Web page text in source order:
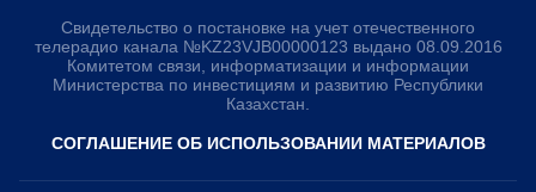
Свидетельство о постановке на учет отечественного
телерадио канала №KZ23VJB00000123 выдано 08.09.2016
Комитетом связи, информатизации и информации
Министерства по инвестициям и развитию Республики
Казахстан.
СОГЛАШЕНИЕ ОБ ИСПОЛЬЗОВАНИИ МАТЕРИАЛОВ